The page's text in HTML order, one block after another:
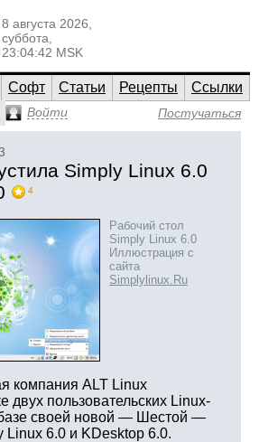
8 августа 2026,
суббота,
23:04:42 MSK
Софт Статьи Рецепты
Ссылки
Войти Постучаться
Simply Linux 6.0
4
Рабочий стол
Simply Linux 6.0
Иллюстрация с
сайта
Simplylinux.Ru
компания ALT Linux
двух пользовательских Linux-
своей новой — Шестой —
6.0 и KDesktop 6.0.